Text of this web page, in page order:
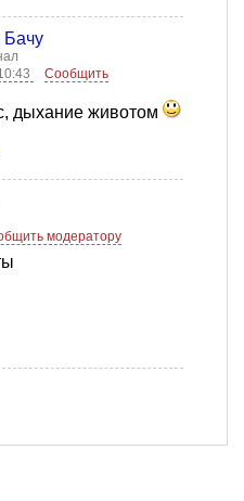
Бачу
Сообщить
дыхание животом
модератору